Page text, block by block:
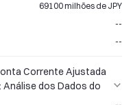
69100 milhões de JPY
--
--
Corrente Ajustada
Análise dos Dados do